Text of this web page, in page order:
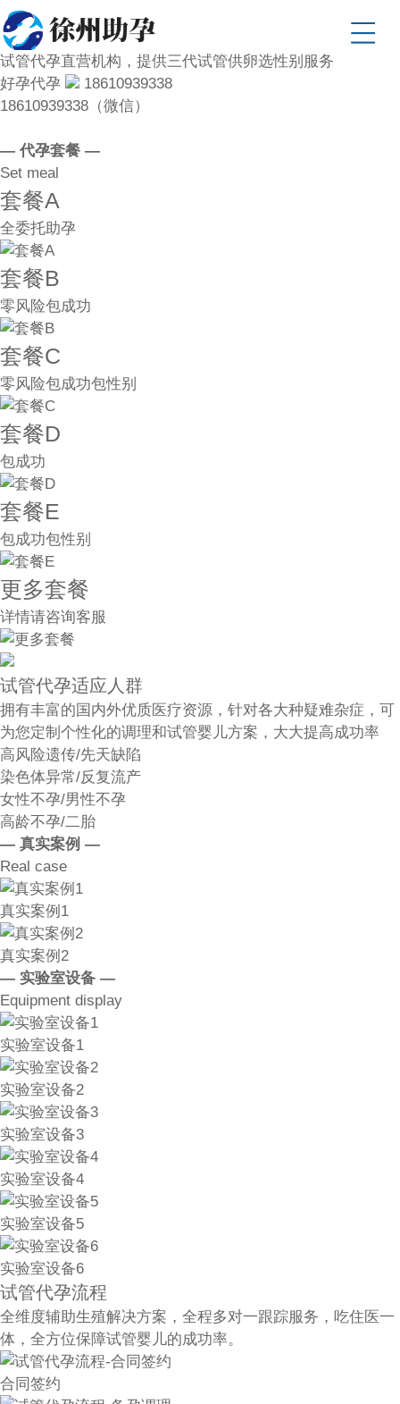
试管代孕直营机构，提供三代试管供卵选性别服务
好孕代孕
18610939338
18610939338（微信）
— 代孕套餐 —
Set meal
套餐A
全委托助孕
套餐B
零风险包成功
套餐C
零风险包成功包性别
套餐D
包成功
套餐E
包成功包性别
更多套餐
详情请咨询客服
试管代孕适应人群
拥有丰富的国内外优质医疗资源，针对各大种疑难杂症，可
为您定制个性化的调理和试管婴儿方案，大大提高成功率
高风险遗传/先天缺陷
染色体异常/反复流产
女性不孕/男性不孕
高龄不孕/二胎
— 真实案例 —
Real case
真实案例1
真实案例2
— 实验室设备 —
Equipment display
实验室设备1
实验室设备2
实验室设备3
实验室设备4
实验室设备5
实验室设备6
试管代孕流程
全维度辅助生殖解决方案，全程多对一跟踪服务，吃住医一
体，全方位保障试管婴儿的成功率。
合同签约